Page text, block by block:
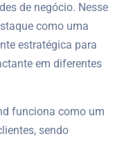
de negócio. Nesse
como uma
estratégica para
em diferentes
funciona como um
sendo